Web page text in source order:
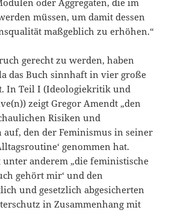
oder Aggregaten, die im
müssen, um damit dessen
maßgeblich zu erhöhen.“
gerecht zu werden, haben
das Buch sinnhaft in vier große
In Teil I (Ideologiekritik und
zeigt Gregor Amendt „den
Risiken und
den der Feminismus in seiner
genommen hat.
unter anderem „die feministische
gehört mir‘ und den
und gesetzlich abgesicherten
in Zusammenhang mit